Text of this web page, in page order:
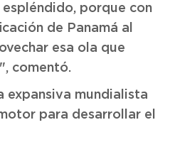
porque con
de Panamá al
esa ola que
comentó.
expansiva mundialista
para desarrollar el